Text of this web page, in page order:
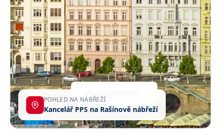
POHLED NA NÁBŘEŽÍ
Kancelář PPS na Rašínově nábřeží